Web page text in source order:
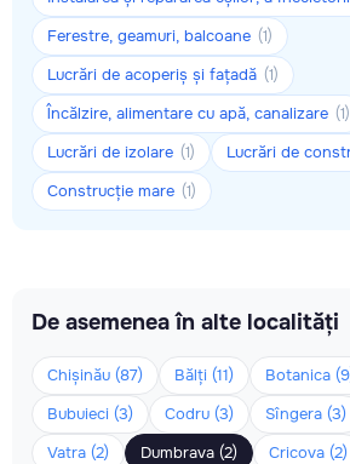
Ferestre, geamuri, balcoane (1)
Lucrări de acoperiș și fațadă (1)
Încălzire, alimentare cu apă, canalizare (1)
Lucrări de izolare (1) Lucrări de
Construcție mare (1)
De asemenea în alte localități
Chișinău (87) Bălți (11) Botanica
Bubuieci (3)
Codru (3) Sîngera (3)
Vatra (2)
Dumbrava (2) Cricova (2)